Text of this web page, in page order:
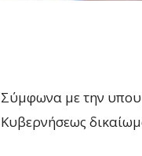
Σύμφωνα με την
Κυβερνήσεως